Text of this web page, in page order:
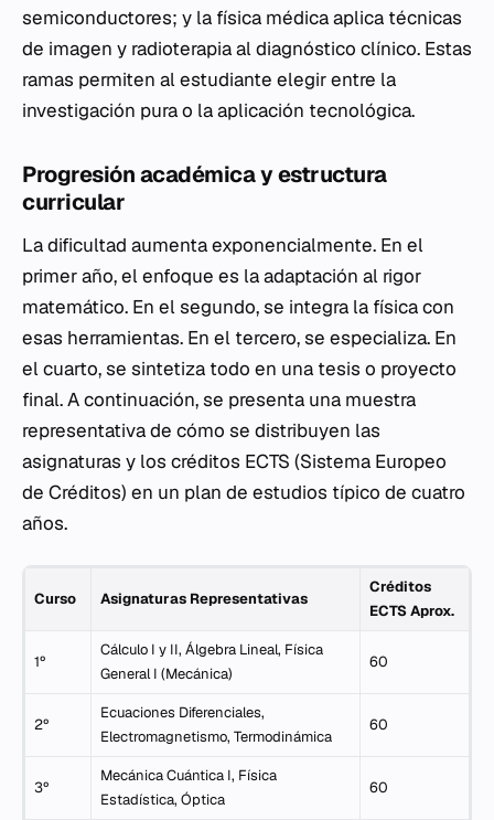
semiconductores; y la física médica aplica técnicas
de imagen y radioterapia al diagnóstico clínico. Estas
ramas permiten al estudiante elegir entre la
investigación pura o la aplicación tecnológica.
Progresión académica y estructura
curricular
La dificultad aumenta exponencialmente. En el
primer año, el enfoque es la adaptación al rigor
matemático. En el segundo, se integra la física con
esas herramientas. En el tercero, se especializa. En
el cuarto, se sintetiza todo en una tesis o proyecto
final. A continuación, se presenta una muestra
representativa de cómo se distribuyen las
asignaturas y los créditos ECTS (Sistema Europeo
de Créditos) en un plan de estudios típico de cuatro
años.
Curso Asignaturas Representativas
Créditos
ECTS Aprox.
1º
Cálculo I y II, Álgebra Lineal, Física
General I (Mecánica)
60
2º
Ecuaciones Diferenciales,
Electromagnetismo, Termodinámica
60
3º
Mecánica Cuántica I, Física
Estadística, Óptica
60